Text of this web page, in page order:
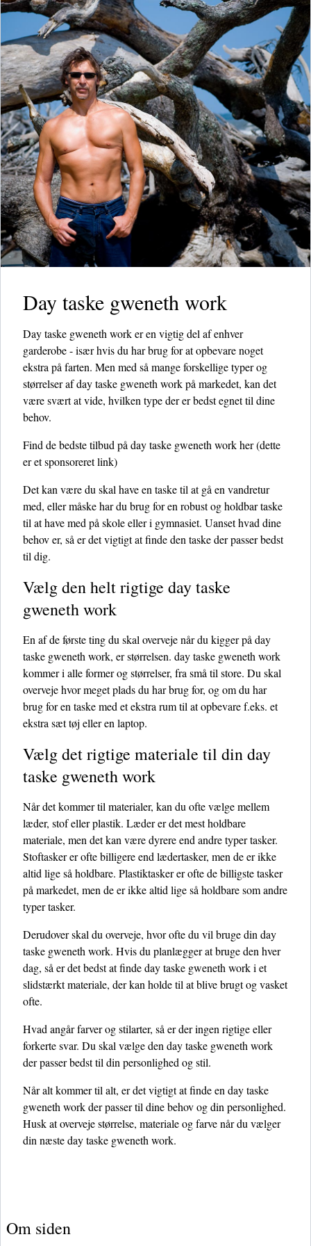
Day taske gweneth work
Day taske gweneth work er en vigtig del af enhver
garderobe - især hvis du har brug for at opbevare noget
ekstra på farten. Men med så mange forskellige typer og
størrelser af day taske gweneth work på markedet, kan det
være svært at vide, hvilken type der er bedst egnet til dine
behov.
Find de bedste tilbud på day taske gweneth work her(dette
er et sponsoreret link)
Det kan være du skal have en taske til at gå en vandretur
med, eller måske har du brug for en robust og holdbar taske
til at have med på skole eller i gymnasiet. Uanset hvad dine
behov er, så er det vigtigt at finde den taske der passer bedst
til dig.
Vælg den helt rigtige day taske
gweneth work
En af de første ting du skal overveje når du kigger på day
taske gweneth work, er størrelsen. day taske gweneth work
kommer i alle former og størrelser, fra små til store. Du skal
overveje hvor meget plads du har brug for, og om du har
brug for en taske med et ekstra rum til at opbevare f.eks. et
ekstra sæt tøj eller en laptop.
Vælg det rigtige materiale til din day
taske gweneth work
Når det kommer til materialer, kan du ofte vælge mellem
læder, stof eller plastik. Læder er det mest holdbare
materiale, men det kan være dyrere end andre typer tasker.
Stoftasker er ofte billigere end lædertasker, men de er ikke
altid lige så holdbare. Plastiktasker er ofte de billigste tasker
på markedet, men de er ikke altid lige så holdbare som andre
typer tasker.
Derudover skal du overveje, hvor ofte du vil bruge din day
taske gweneth work. Hvis du planlægger at bruge den hver
dag, så er det bedst at finde day taske gweneth work i et
slidstærkt materiale, der kan holde til at blive brugt og vasket
ofte.
Hvad angår farver og stilarter, så er der ingen rigtige eller
forkerte svar. Du skal vælge den day taske gweneth work
der passer bedst til din personlighed og stil.
Når alt kommer til alt, er det vigtigt at finde en day taske
gweneth work der passer til dine behov og din personlighed.
Husk at overveje størrelse, materiale og farve når du vælger
din næste day taske gweneth work.
Om siden